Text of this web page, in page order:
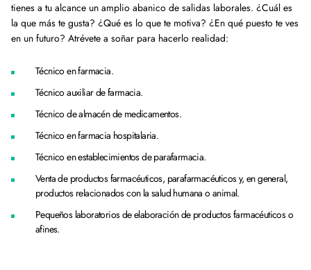
tienes a tu alcance un amplio abanico de salidas laborales. ¿Cuál es
la que más te gusta? ¿Qué es lo que te motiva? ¿En qué puesto te ves
en un futuro? Atrévete a soñar para hacerlo realidad:
Técnico en farmacia.
Técnico auxiliar de farmacia.
Técnico de almacén de medicamentos.
Técnico en farmacia hospitalaria.
Técnico en establecimientos de parafarmacia.
Venta de productos farmacéuticos, parafarmacéuticos y, en general,
productos relacionados con la salud humana o animal.
Pequeños laboratorios de elaboración de productos farmacéuticos o
afines.